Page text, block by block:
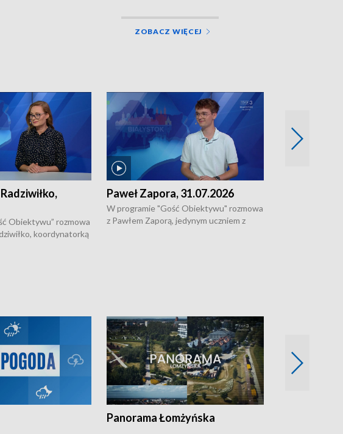
ZOBACZ WIĘCEJ
Obiektywu” rozmowa
koordynatorką
Paweł Zapora, 31.07.2026
W programie "Gość Obiektywu" rozmowa
z Pawłem Zaporą, jedynym uczniem z
Panorama Łomżyńska